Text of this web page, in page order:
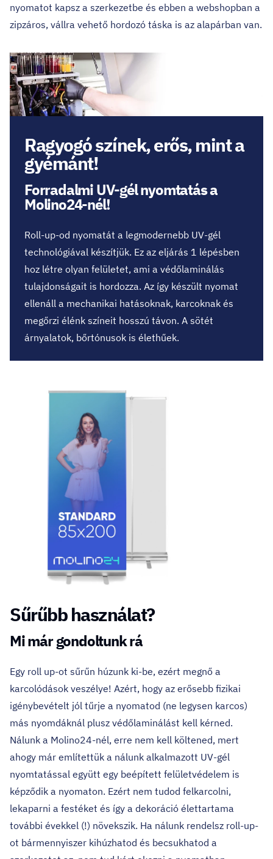
nyomatot kapsz a szerkezetbe és ebben a webshopban a
zipzáros, vállra vehető hordozó táska is az alapárban van.
Ragyogó színek, erős, mint a
gyémánt!
Forradalmi UV-gél nyomtatás a
Molino24-nél!
Roll-up-od nyomatát a legmodernebb UV-gél
technológiával készítjük. Ez az eljárás 1 lépésben
hoz létre olyan felületet, ami a védőlaminálás
tulajdonságait is hordozza. Az így készült nyomat
ellenáll a mechanikai hatásoknak, karcoknak és
megőrzi élénk színeit hosszú távon. A sötét
árnyalatok, bőrtónusok is élethűek.
Sűrűbb használat?
Mi már gondoltunk rá
Egy roll up-ot sűrűn húzunk ki-be, ezért megnő a
karcolódások veszélye! Azért, hogy az erősebb fizikai
igénybevételt jól tűrje a nyomatod (ne legysen karcos)
más nyomdáknál plusz védőlaminálást kell kérned.
Nálunk a Molino24-nél, erre nem kell költened, mert
ahogy már említettük a nálunk alkalmazott UV-gél
nyomtatással együtt egy beépített felületvédelem is
képződik a nyomaton. Ezért nem tudod felkarcolni,
lekaparni a festéket és így a dekoráció élettartama
további évekkel (!) növekszik. Ha nálunk rendelsz roll-up-
ot bármennyiszer kihúzhatod és becsukhatod a